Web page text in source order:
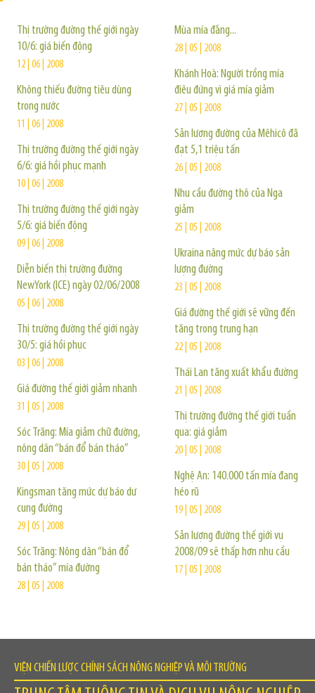
Thị trường đường thế giới ngày
10/6: giá biến động
12 | 06 | 2008
Không thiếu đường tiêu dùng
trong nước
11 | 06 | 2008
Thị trường đường thế giới ngày
6/6: giá hồi phục mạnh
10 | 06 | 2008
Thị trường đường thế giới ngày
5/6: giá biến động
09 | 06 | 2008
Diễn biến thị trường đường
NewYork (ICE) ngày 02/06/2008
05 | 06 | 2008
Thị trường đường thế giới ngày
30/5: giá hồi phục
03 | 06 | 2008
Giá đường thế giới giảm nhanh
31 | 05 | 2008
Sóc Trăng: Mía giảm chữ đường,
nông dân “bán đổ bán tháo”
30 | 05 | 2008
Kingsman tăng mức dự báo dư
cung đường
29 | 05 | 2008
Sóc Trăng: Nông dân “bán đổ
bán tháo” mía đường
28 | 05 | 2008
Mùa mía đắng...
28 | 05 | 2008
Khánh Hoà: Người trồng mía
điêu đứng vì giá mía giảm
27 | 05 | 2008
Sản lượng đường của Mêhicô đã
đạt 5,1 triệu tấn
26 | 05 | 2008
Nhu cầu đường thô của Nga
giảm
25 | 05 | 2008
Ukraina nâng mức dự báo sản
lượng đường
23 | 05 | 2008
Giá đường thế giới sẽ vững đến
tăng trong trung hạn
22 | 05 | 2008
Thái Lan tăng xuất khẩu đường
21 | 05 | 2008
Thị trường đường thế giới tuần
qua: giá giảm
20 | 05 | 2008
Nghệ An: 140.000 tấn mía đang
héo rũ
19 | 05 | 2008
Sản lượng đường thế giới vụ
2008/09 sẽ thấp hơn nhu cầu
17 | 05 | 2008
VIỆN CHIẾN LƯỢC CHÍNH SÁCH NÔNG NGHIỆP VÀ MÔI TRƯỜNG